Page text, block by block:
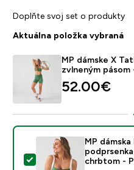
Doplňte svoj set o produkty
Aktuálna položka vybraná
MP dámske X
zvlneným pásom
52.00€‎
Vybrať tento produkt
MP
chrbtom -